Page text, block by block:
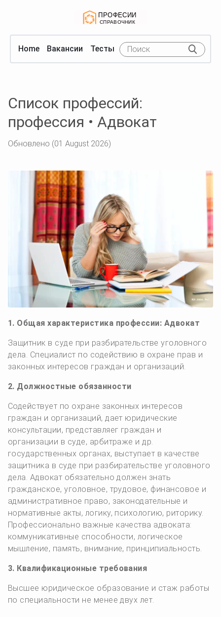
Home Вакансии Тесты
Список профессий:
профессия • Адвокат
Обновлено (01 August 2026)
1. Общая характеристика профессии: Адвокат
Защитник в суде при разбирательстве уголовного
дела. Специалист по содействию в охране прав и
законных интересов граждан и организаций.
2. Должностные обязанности
Содействует по охране законных интересов
граждан и организаций, дает юридические
консультации, представляег граждан и
организации в суде, арбитраже и др.
государственных органах, выступает в качестве
защитника в суде при разбирательстве уголовного
дела. Адвокат обязательно должен знать
гражданское, уголовное, трудовое, финансовое и
административное право, законодательные и
нормативные акты, логику, психологию, риторику.
Профессионально важные качества адвоката:
коммуникативные способности, логическое
мышление, память, внимание, принципиальность.
3. Квалификационные требования
Высшее юридическое образование и стаж работы
по специальности не менее двух лет.